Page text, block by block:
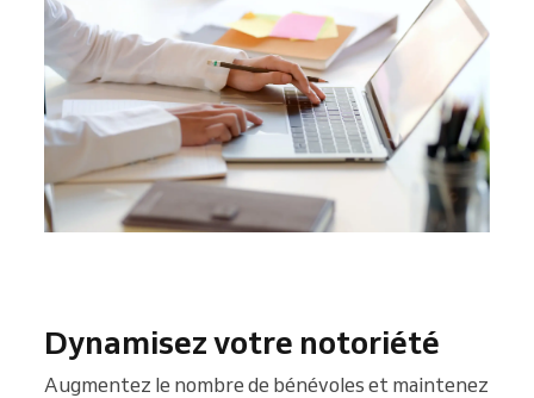
Dynamisez votre notoriété
Augmentez le nombre de bénévoles et maintenez